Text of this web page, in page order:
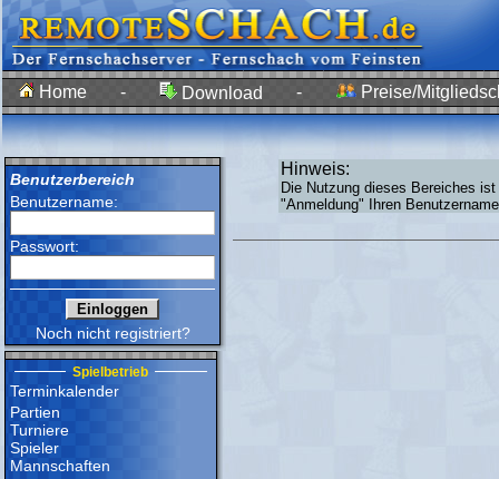
Home - Download - Preise/
Benutzerbereich
Benutzername:
Passwort:
Noch nicht registriert?
Spielbetrieb
Terminkalender
Partien
Turniere
Spieler
Mannschaften
Hinweis:
Die Nutzung dieses Bereiches
"Anmeldung" Ihren